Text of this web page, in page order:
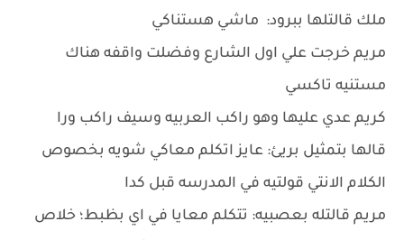
ملك قالتلها ببرود: ماشي هستناكي
مريم خرجت علي اول الشارع وفضلت واقفه هناك
مستنيه تاكسي
كريم عدي عليها وهو راكب العربيه وسيف راكب ورا
قالها بتمثيل بريئ: عايز اتكلم معاكي شويه بخصوص
الكلام الانتي قولتيه في المدرسه قبل كدا
مريم قالتله بعصبيه: تتكلم معايا في اي بظبط؛ خلاص